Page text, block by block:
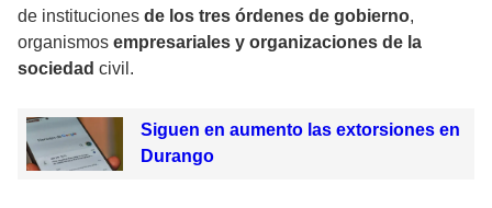
de instituciones de los tres órdenes de gobierno,
organismos empresariales y organizaciones de la
sociedad civil.
Siguen en aumento las extorsiones en
Durango